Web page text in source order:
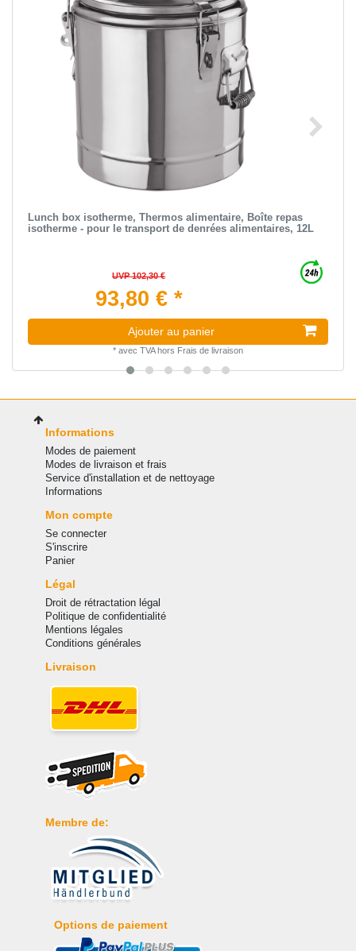
Lunch box isotherme, Thermos alimentaire, Boîte repas
isotherme - pour le transport de denrées alimentaires, 12L
UVP 102,30 €
93,80 € *
Ajouter au panier
* avec TVAhors Frais de livraison
Informations
Modes de paiement
Modes de livraison et frais
Service d'installation et de nettoyage
Informations
Mon compte
Se connecter
S'inscrire
Panier
Légal
Droit de rétractation légal
Politique de confidentialité
Mentions légales
Conditions générales
Livraison
Membre de:
Options de paiement